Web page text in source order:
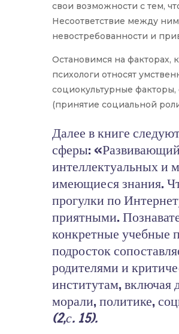
свои возможности с тем,
Несоответствие между
невостребованности и
Остановимся на факторах,
психологи относят
социокультурные
(принятие социальной
Далее в книге
сферы:
интеллектуальных и
имеющиеся знания.
прогулки по
приятными.
конкретные учебные
подросток
родителями и
институтам, включая
морали, политике,
(2,с. 15).